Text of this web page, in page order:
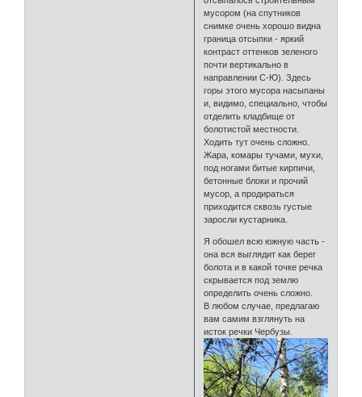
мусором (на спутников
снимке очень хорошо видна
граница отсыпки - яркий
контраст оттенков зеленого
почти вертикально в
направлении С-Ю). Здесь
горы этого мусора насыпаны
и, видимо, специально, чтобы
отделить кладбище от
болотистой местности.
Ходить тут очень сложно.
Жара, комары тучами, мухи,
под ногами битые кирпичи,
бетонные блоки и прочий
мусор, а продираться
приходится сквозь густые
заросли кустарника.
Я обошел всю южную часть -
она вся выглядит как берег
болота и в какой точке речка
скрывается под землю
определить очень сложно.
В любом случае, предлагаю
вам самим взглянуть на
исток речки Чербузы.